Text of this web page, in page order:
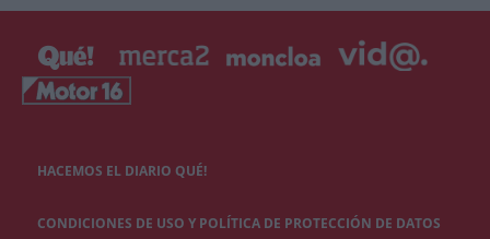
HACEMOS EL DIARIO QUÉ!
CONDICIONES DE USO Y POLÍTICA DE PROTECCIÓN DE DATOS